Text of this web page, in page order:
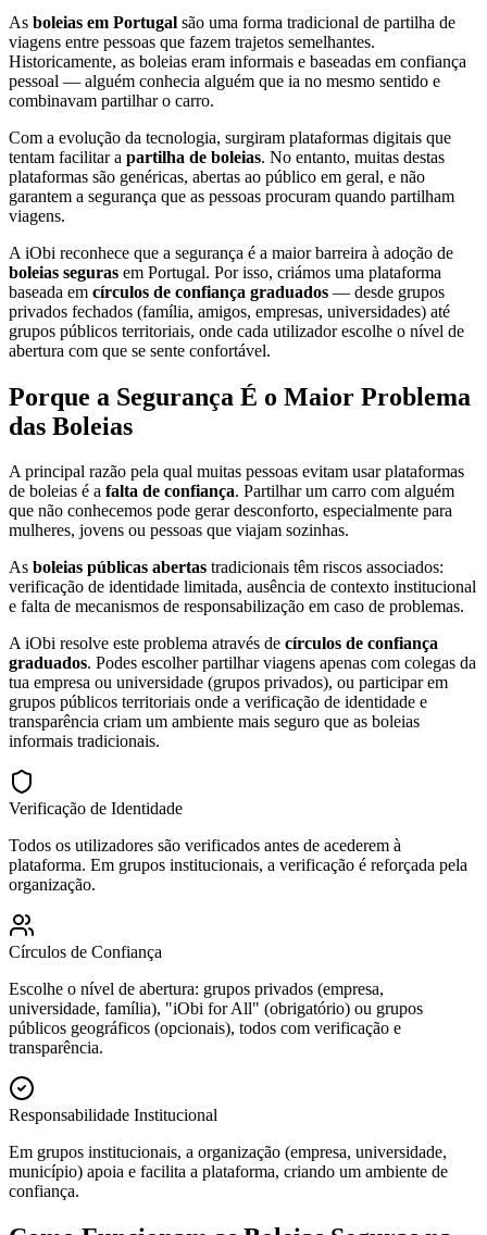
As boleias em Portugal são uma forma tradicional de partilha de
viagens entre pessoas que fazem trajetos semelhantes.
Historicamente, as boleias eram informais e baseadas em confiança
pessoal — alguém conhecia alguém que ia no mesmo sentido e
combinavam partilhar o carro.
Com a evolução da tecnologia, surgiram plataformas digitais que
tentam facilitar a partilha de boleias. No entanto, muitas destas
plataformas são genéricas, abertas ao público em geral, e não
garantem a segurança que as pessoas procuram quando partilham
viagens.
A iObi reconhece que a segurança é a maior barreira à adoção de
boleias seguras em Portugal. Por isso, criámos uma plataforma
baseada em círculos de confiança graduados — desde grupos
privados fechados (família, amigos, empresas, universidades) até
grupos públicos territoriais, onde cada utilizador escolhe o nível de
abertura com que se sente confortável.
Porque a Segurança É o Maior Problema
das Boleias
A principal razão pela qual muitas pessoas evitam usar plataformas
de boleias é a falta de confiança. Partilhar um carro com alguém
que não conhecemos pode gerar desconforto, especialmente para
mulheres, jovens ou pessoas que viajam sozinhas.
As boleias públicas abertas tradicionais têm riscos associados:
verificação de identidade limitada, ausência de contexto institucional
e falta de mecanismos de responsabilização em caso de problemas.
A iObi resolve este problema através de círculos de confiança
graduados. Podes escolher partilhar viagens apenas com colegas da
tua empresa ou universidade (grupos privados), ou participar em
grupos públicos territoriais onde a verificação de identidade e
transparência criam um ambiente mais seguro que as boleias
informais tradicionais.
Verificação de Identidade
Todos os utilizadores são verificados antes de acederem à
plataforma. Em grupos institucionais, a verificação é reforçada pela
organização.
Círculos de Confiança
Escolhe o nível de abertura: grupos privados (empresa,
universidade, família), "iObi for All" (obrigatório) ou grupos
públicos geográficos (opcionais), todos com verificação e
transparência.
Responsabilidade Institucional
Em grupos institucionais, a organização (empresa, universidade,
município) apoia e facilita a plataforma, criando um ambiente de
confiança.